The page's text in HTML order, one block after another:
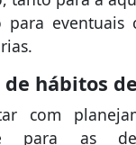
para eventuais
hábitos
com
para as